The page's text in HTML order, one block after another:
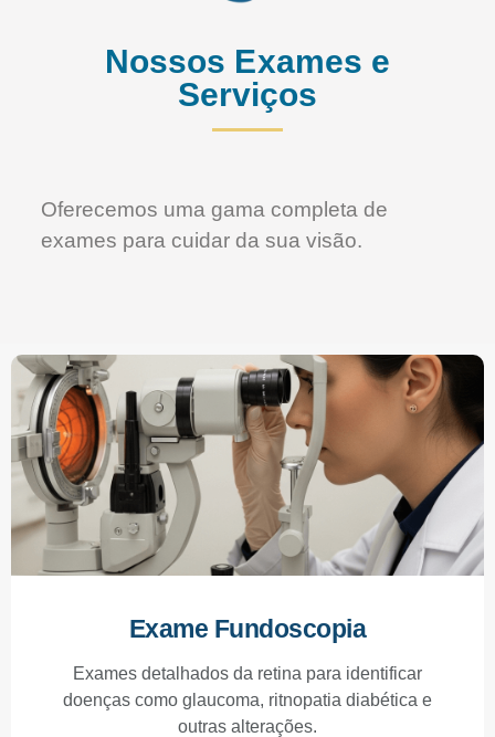
Nossos Exames e
Serviços
Oferecemos uma gama completa de
exames para cuidar da sua visão.
Exame Fundoscopia
Exames detalhados da retina para identificar
doenças como glaucoma, ritnopatia diabética e
outras alterações.